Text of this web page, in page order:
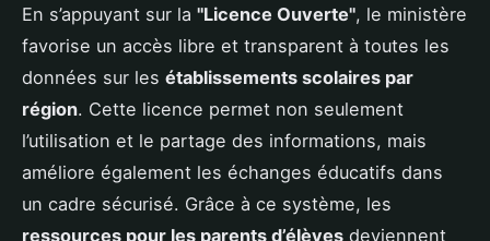
En s’appuyant sur la "Licence Ouverte", le ministère
favorise un accès libre et transparent à toutes les
données sur les établissements scolaires par
région. Cette licence permet non seulement
l’utilisation et le partage des informations, mais
améliore également les échanges éducatifs dans
un cadre sécurisé. Grâce à ce système, les
ressources pour les parents d’élèves deviennent